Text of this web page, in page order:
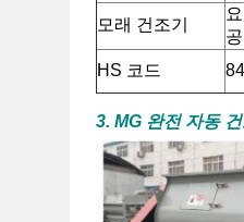
모래 건조기
공
HS 코드
3. MG 완전 자동